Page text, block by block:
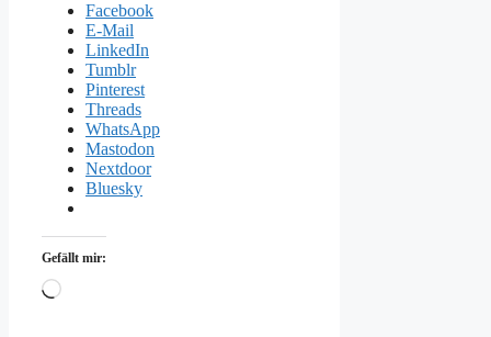
Facebook
E-Mail
LinkedIn
Tumblr
Pinterest
Threads
WhatsApp
Mastodon
Nextdoor
Bluesky
Gefällt mir:
Wird